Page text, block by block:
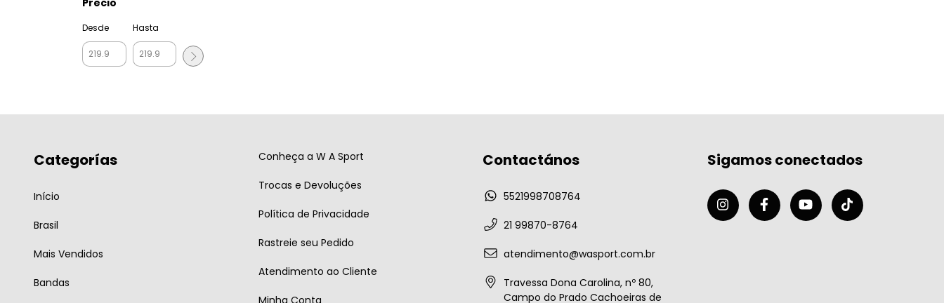
Precio
Desde Hasta
Categorías
Início
Brasil
Mais Vendidos
Bandas
Conheça a W A Sport
Trocas e Devoluções
Política de Privacidade
Rastreie seu Pedido
Atendimento ao Cliente
Minha Conta
Contactános
5521998708764
21 99870-8764
atendimento@wasport.com.br
Travessa Dona Carolina, nº 80,
Campo do Prado Cachoeiras de
Sigamos conectados